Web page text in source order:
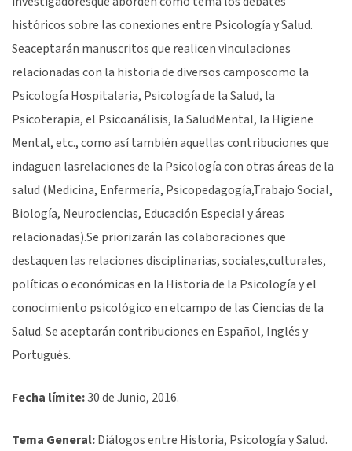
históricos sobre las conexiones entre Psicología y Salud.
Seaceptarán manuscritos que realicen vinculaciones
relacionadas con la historia de diversos camposcomo la
Psicología Hospitalaria, Psicología de la Salud, la
Psicoterapia, el Psicoanálisis, la SaludMental, la Higiene
Mental, etc., como así también aquellas contribuciones que
indaguen lasrelaciones de la Psicología con otras áreas de la
salud (Medicina, Enfermería, Psicopedagogía,Trabajo Social,
Biología, Neurociencias, Educación Especial y áreas
relacionadas).Se priorizarán las colaboraciones que
destaquen las relaciones disciplinarias, sociales,culturales,
políticas o económicas en la Historia de la Psicología y el
conocimiento psicológico en elcampo de las Ciencias de la
Salud. Se aceptarán contribuciones en Español, Inglés y
Portugués.
Fecha límite:30 de Junio, 2016.
Tema General:Diálogos entre Historia, Psicología y Salud.